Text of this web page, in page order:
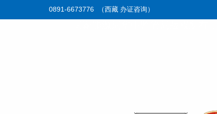
0891-6673776 （西藏 办证咨询）